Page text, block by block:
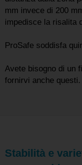
mm invece di 200
impedisce la risalita
ProSafe soddisfa
Avete bisogno di un
fornirvi anche questi.
Stabilità e